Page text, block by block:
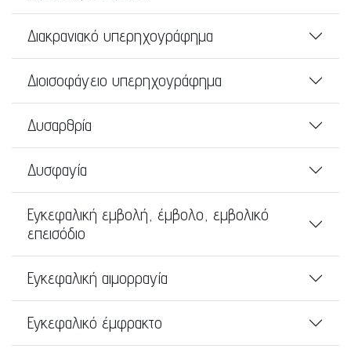
Διακρανιακό υπερηχογράφημα
Διοισοφάγειο υπερηχογράφημα
Δυσαρθρία
Δυσφαγία
Εγκεφαλική εμβολή, έμβολο, εμβολικό
επεισόδιο
Εγκεφαλική αιμορραγία
Εγκεφαλικό έμφρακτο